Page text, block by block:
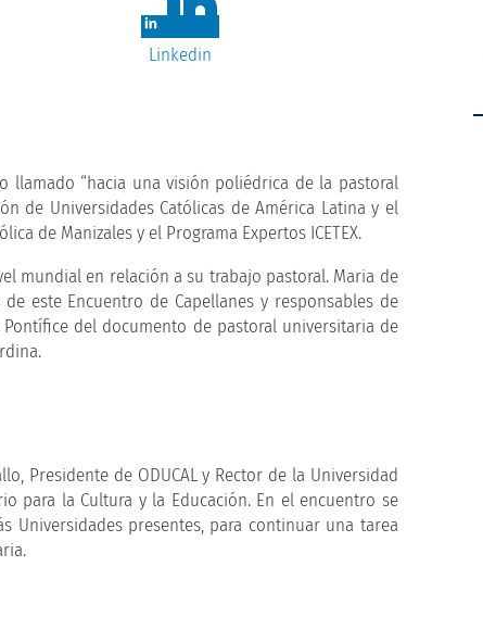
Linkedin
llamado “hacia una visión poliédrica de la pastoral
de Universidades Católicas de América Latina y el
de Manizales y el Programa Expertos ICETEX.
mundial en relación a su trabajo pastoral. Maria de
este Encuentro de Capellanes y responsables de
del documento de pastoral universitaria de
Presidente de ODUCAL y Rector de la Universidad
para la Cultura y la Educación. En el encuentro se
Universidades presentes, para continuar una tarea